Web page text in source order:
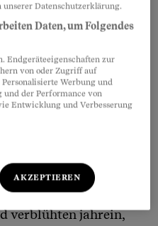
Ernst
verblühten jahrein,
Datenschutzerklärung.
Daten, um Folgendes
Endgeräteeigenschaften zur
von oder Zugriff auf
Werbung und
und der Performance von
Entwicklung und Verbesserung
AKZEPTIEREN